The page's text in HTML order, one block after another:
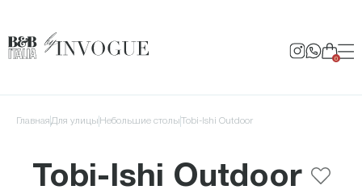
0
Главная для улицы Небольшие столы Tobi-Ishi Outdoor
Tobi-Ishi Outdoor